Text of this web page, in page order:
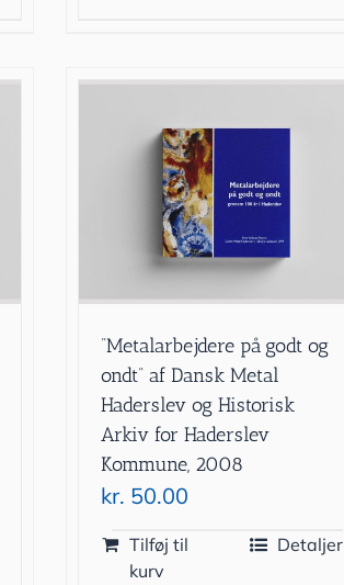
”Metalarbejdere på godt og
ondt” af Dansk Metal
Haderslev og Historisk
Arkiv for Haderslev
Kommune, 2008
kr. 50.00
Tilføj til
kurv
Detaljer